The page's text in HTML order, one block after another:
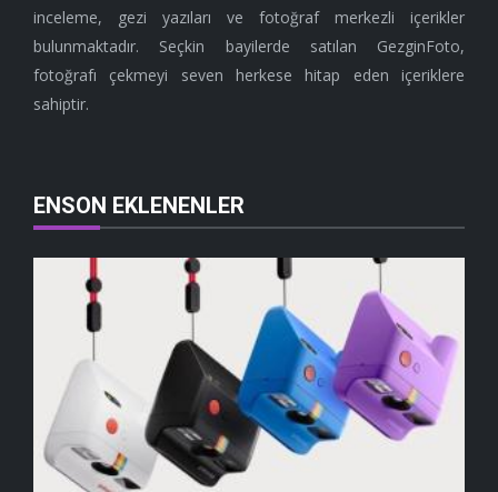
inceleme, gezi yazıları ve fotoğraf merkezli içerikler
bulunmaktadır. Seçkin bayilerde satılan GezginFoto,
fotoğrafı çekmeyi seven herkese hitap eden içeriklere
sahiptir.
ENSON EKLENENLER